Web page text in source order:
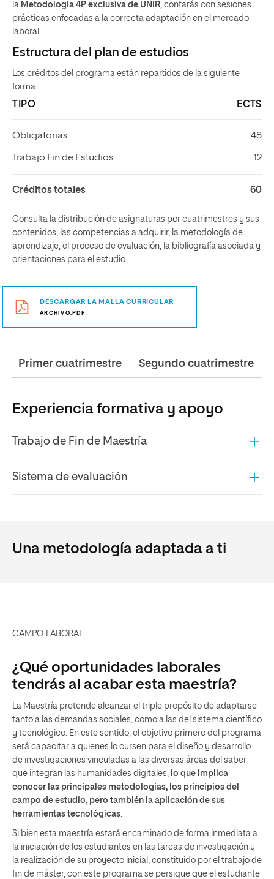
la Metodología 4P exclusiva de UNIR, contarás con sesiones
prácticas enfocadas a la correcta adaptación en el mercado
laboral.
Estructura del plan de estudios
Los créditos del programa están repartidos de la siguiente
forma:
TIPO ECTS
Obligatorias 48
Trabajo Fin de Estudios 12
Créditos totales 60
Consulta la distribución de asignaturas por cuatrimestres y sus
contenidos, las competencias a adquirir, la metodología de
aprendizaje, el proceso de evaluación, la bibliografía asociada y
orientaciones para el estudio.
DESCARGAR LA MALLA CURRICULAR
ARCHIVO.PDF
Primer cuatrimestre Segundo cuatrimestre
Experiencia formativa y apoyo
Trabajo de Fin de Maestría
Sistema de evaluación
Una metodología adaptada a ti
CAMPO LABORAL
¿Qué oportunidades laborales
tendrás al acabar esta maestría?
La Maestría pretende alcanzar el triple propósito de adaptarse
tanto a las demandas sociales, como a las del sistema científico
y tecnológico. En este sentido, el objetivo primero del programa
será capacitar a quienes lo cursen para el diseño y desarrollo
de investigaciones vinculadas a las diversas áreas del saber
que integran las humanidades digitales, lo que implica
conocer las principales metodologías, los principios del
campo de estudio, pero también la aplicación de sus
herramientas tecnológicas.
Si bien esta maestría estará encaminado de forma inmediata a
la iniciación de los estudiantes en las tareas de investigación y
la realización de su proyecto inicial, constituido por el trabajo de
fin de máster, con este programa se persigue que el estudiante